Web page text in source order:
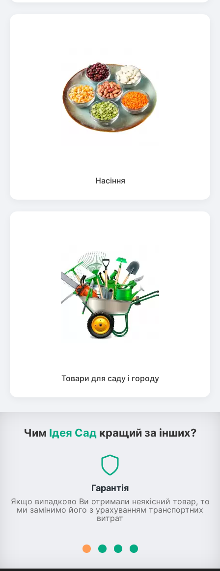
Насіння
Товари для саду і городу
Чим Ідея Сад кращий за інших?
Гарантія
Якщо випадково Ви отримали неякісний товар, то
ми замінимо його з урахуванням транспортних
витрат